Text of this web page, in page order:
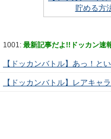
貯める方
1001: 最新記事だよ!!ドッカン速
【ドッカンバトル】あっ！と
【ドッカンバトル】レアキャ